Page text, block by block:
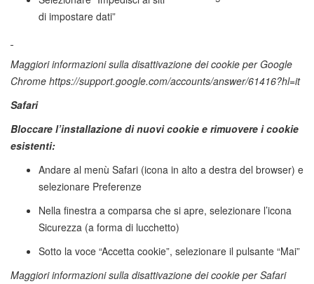
di impostare dati”
Maggiori informazioni sulla disattivazione dei cookie perGoogle
Chrome https://support.google.com/accounts/answer/61416?hl=it
Safari
Bloccare l’installazione di nuovi cookie e rimuovere i cookie
esistenti:
Andare al menù Safari (icona in alto a destra del browser) e
selezionare Preferenze
Nella finestra a comparsa che si apre, selezionare l’icona
Sicurezza (a forma di lucchetto)
Sotto la voce “Accetta cookie”, selezionare il pulsante “Mai”
Maggiori informazioni sulla disattivazione dei cookie per Safari